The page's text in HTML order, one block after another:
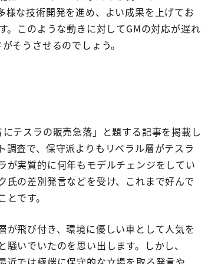
な技術開発を進め、よい成果を上げてお
。このような動きに対してGMの対応が遅れ
そうさせるのでしょう。
テスラの販売急落」と題する記事を掲載し
査で、保守派よりもリベラル層がテスラ
が実質的に何年もモデルチェンジをしてい
の差別発言などを受け、これまで好んで
です。
飛び付き、環境に優しい車として人気を
いでいたのを思い出します。しかし、